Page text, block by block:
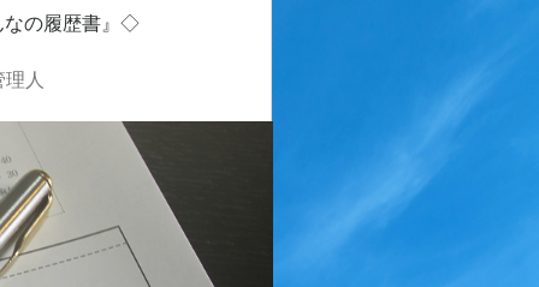
の履歴書』◇
理人